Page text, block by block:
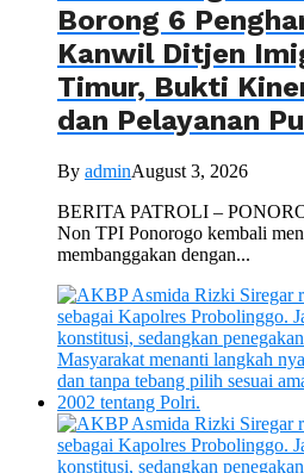
Borong 6
Kanwil Ditjen
Timur, Bukti
dan Pelayanan
By adminAugust 3, 2026
BERITA PATROLI –
Non TPI Ponorogo kembali
membanggakan dengan...